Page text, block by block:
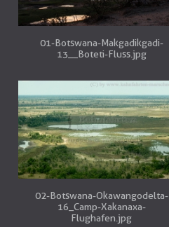
01-Botswana-Makgadikgadi-
13__Boteti-Fluss.jpg
02-Botswana-Okawangodelta-
16_Camp-Xakanaxa-
Flughafen.jpg